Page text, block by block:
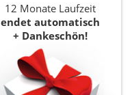
12 Monate Laufzeit
endet automatisch
+ Dankeschön!